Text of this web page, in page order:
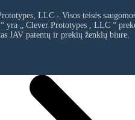
LLC - Visos teisės
yra „ Clever Prototypes , LLC“
JAV patentų ir prekių ženklų biure.